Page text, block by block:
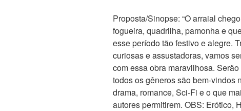
Proposta/Sinopse: “O arraial
fogueira, quadrilha, pamonha e
esse período tão festivo e alegre.
curiosas e assustadoras, vamos
com essa obra maravilhosa.
todos os gêneros são bem-vindos
drama, romance, Sci-Fi e o que
autores permitirem. OBS: Erótico,